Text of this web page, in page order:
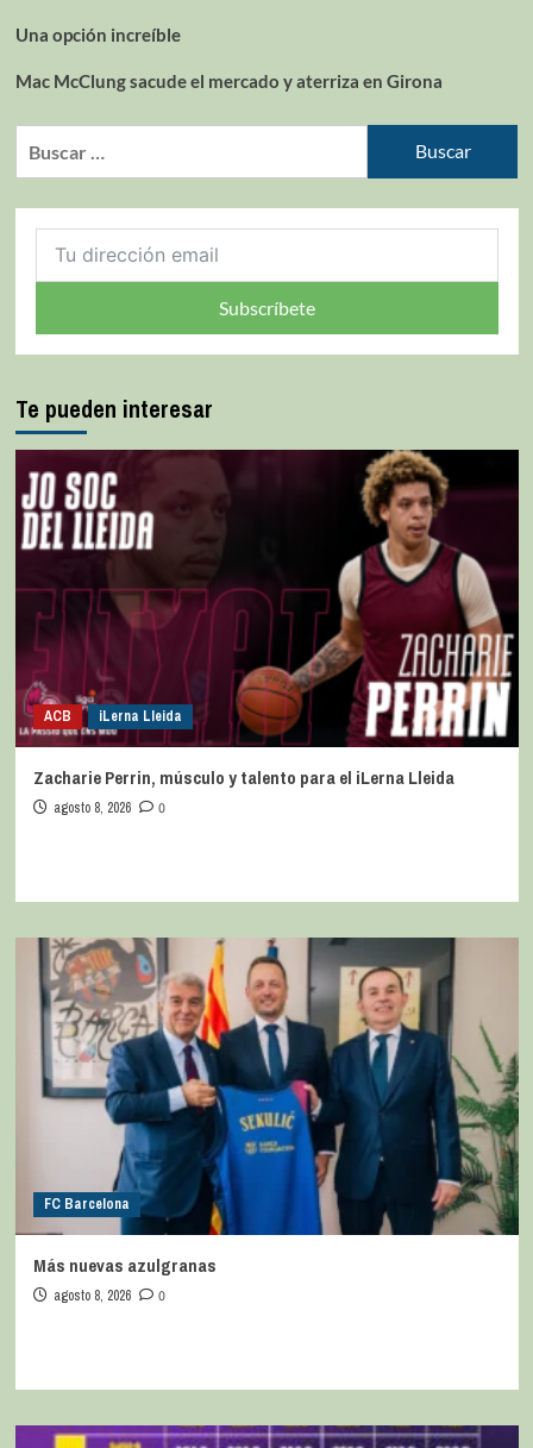
Una opción increíble
Mac McClung sacude el mercado y aterriza en Girona
Subscríbete
Te pueden interesar
ACB iLerna Lleida
Zacharie Perrin, músculo y talento para el iLerna Lleida
agosto 8, 2026 0
FC Barcelona
Más nuevas azulgranas
agosto 8, 2026 0